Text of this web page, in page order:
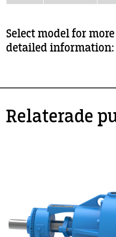
Select model for more
detailed information:
Relaterade